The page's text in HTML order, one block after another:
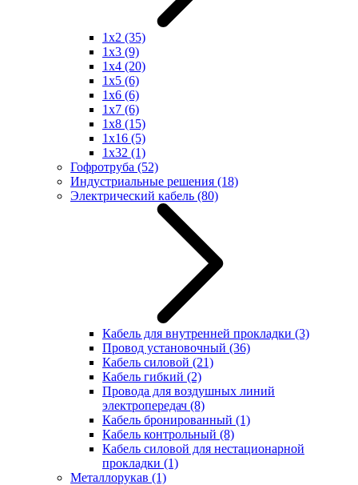
1x2 (35)
1x3 (9)
1x4 (20)
1x5 (6)
1x6 (6)
1x7 (6)
1x8 (15)
1x16 (5)
1x32 (1)
Гофротруба (52)
Индустриальные решения (18)
Электрический кабель (80)
Кабель для внутренней прокладки (3)
Провод установочный (36)
Кабель силовой (21)
Кабель гибкий (2)
Провода для воздушных линий
электропередач (8)
Кабель бронированный (1)
Кабель контрольный (8)
Кабель силовой для нестационарной
прокладки (1)
Металлорукав (1)